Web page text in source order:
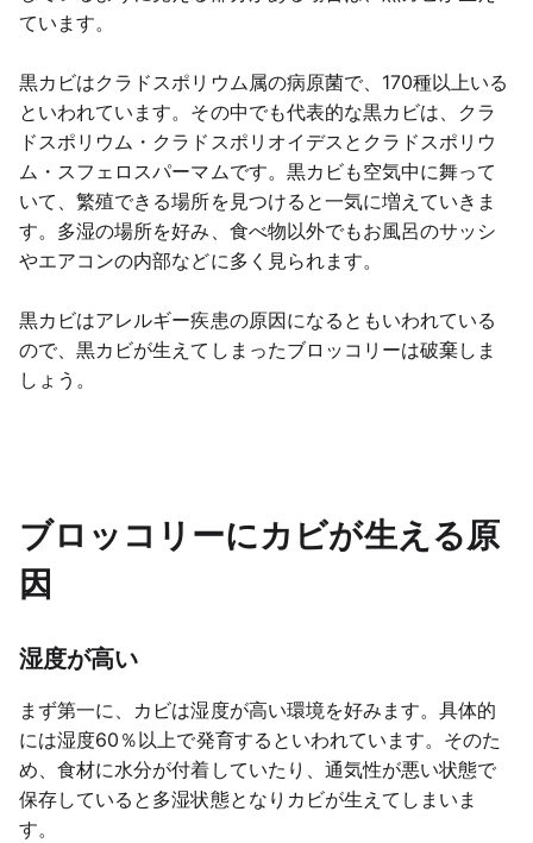
ています。
黒カビはクラドスポリウム属の病原菌で、170種以上いる
といわれています。その中でも代表的な黒カビは、クラ
ドスポリウム・クラドスポリオイデスとクラドスポリウ
ム・スフェロスパーマムです。黒カビも空気中に舞って
いて、繁殖できる場所を見つけると一気に増えていきま
す。多湿の場所を好み、食べ物以外でもお風呂のサッシ
やエアコンの内部などに多く見られます。
黒カビはアレルギー疾患の原因になるともいわれている
ので、黒カビが生えてしまったブロッコリーは破棄しま
しょう。
ブロッコリーにカビが生える原
因
湿度が高い
まず第一に、カビは湿度が高い環境を好みます。具体的
には湿度60％以上で発育するといわれています。そのた
め、食材に水分が付着していたり、通気性が悪い状態で
保存していると多湿状態となりカビが生えてしまいま
す。